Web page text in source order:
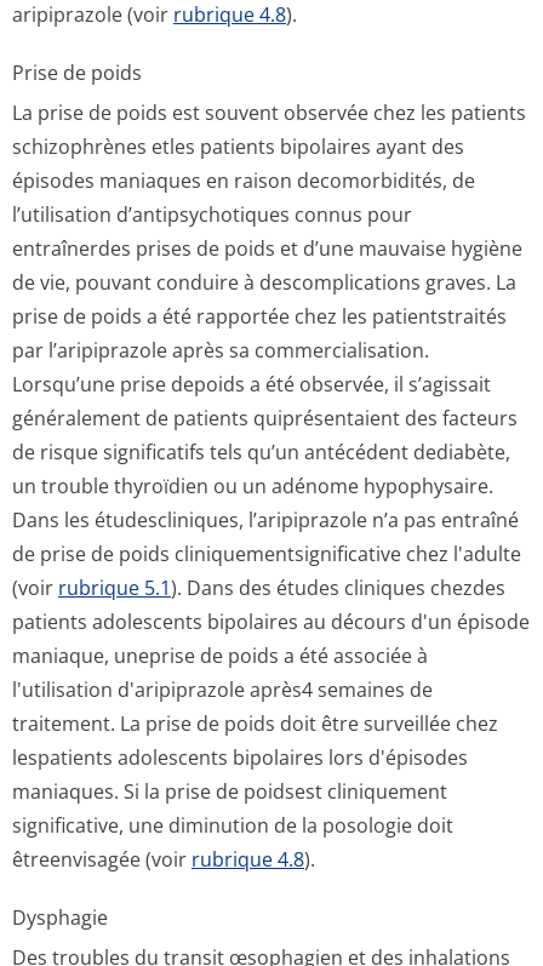
aripiprazole (voir rubrique 4.8).
Prise de poids
La prise de poids est souvent observée chez les patients
schizophrènes etles patients bipolaires ayant des
épisodes maniaques en raison decomorbidités, de
l’utilisation d’antipsychotiques connus pour
entraînerdes prises de poids et d’une mauvaise hygiène
de vie, pouvant conduire à descomplications graves. La
prise de poids a été rapportée chez les patientstraités
par l’aripiprazole après sa commercialisation.
Lorsqu’une prise depoids a été observée, il s’agissait
généralement de patients quiprésentaient des facteurs
de risque significatifs tels qu’un antécédent dediabète,
un trouble thyroïdien ou un adénome hypophysaire.
Dans les étudescliniques, l’aripiprazole n’a pas entraîné
de prise de poids cliniquementsig­nificative chez l'adulte
(voir rubrique 5.1). Dans des études cliniques chezdes
patients adolescents bipolaires au décours d'un épisode
maniaque, uneprise de poids a été associée à
l'utilisation d'aripiprazole après4 semaines de
traitement. La prise de poids doit être surveillée chez
lespatients adolescents bipolaires lors d'épisodes
maniaques. Si la prise de poidsest cliniquement
significative, une diminution de la posologie doit
êtreenvisagée (voir rubrique 4.8).
Dysphagie
Des troubles du transit œsophagien et des inhalations